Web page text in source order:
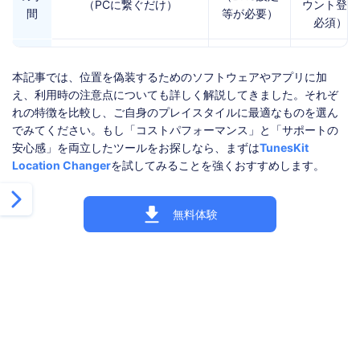
間
（PCに繋ぐだけ）
等が必要）
ウント登録
必須）
ホ単
体ア
プリ
（安全性重視のためPC経
由）
（設定難易
度高）
○
位置
偽装
5つ 5つ
本記事では、位置を偽装するためのソフトウェアやアプリに加
え、利用時の注意点についても詳しく解説してきました。それぞ
れの特徴を比較し、ご自身のプレイスタイルに最適なものを選ん
でみてください。もし「コストパフォーマンス」と「サポートの
安心感」を両立したツールをお探しなら、まずはTunesKit
Location Changerを試してみることを強くおすすめします。
無料体験